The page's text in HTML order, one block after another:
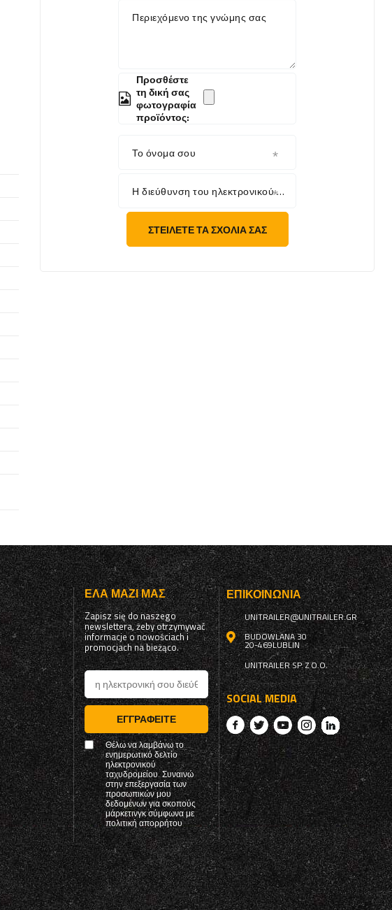
Περιεχόμενο της γνώμης σας
Προσθέστε
τη δική σας
φωτογραφία
προϊόντος:
Το όνομα σου
Η διεύθυνση του ηλεκτρονικού σου ταχυδρομείου
ΣΤΕΊΛΕΤΕ ΤΑ ΣΧΌΛΙΆ ΣΑΣ
ΈΛΑ ΜΑΖΊ ΜΑΣ
Zapisz się do naszego
newslettera, żeby otrzymywać
informacje o nowościach i
promocjach na bieżąco.
ΕΓΓΡΑΦΕΊΤΕ
Θέλω να λαμβάνω το
ενημερωτικό δελτίο
ηλεκτρονικού
ταχυδρομείου. Συναινώ
στην επεξεργασία των
προσωπικών μου
δεδομένων για σκοπούς
μάρκετινγκ σύμφωνα με
πολιτική απορρήτου
ΕΠΙΚΟΙΝΩΝΊΑ
UNITRAILER@UNITRAILER.GR
BUDOWLANA 30
20-469LUBLIN
UNITRAILER SP. Z O.O.
SOCIAL MEDIA